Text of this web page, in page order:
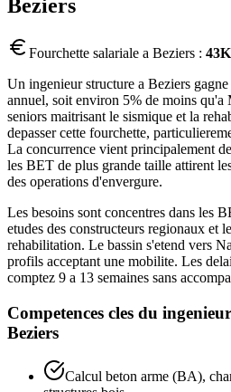
Beziers
Fourchette salariale a Beziers :
Un ingenieur structure a Beziers
annuel, soit environ 5% de moins
seniors maitrisant le sismique et la
depasser cette fourchette,
La concurrence vient principalement
les BET de plus grande taille attirent
des operations d'envergure.
Les besoins sont concentres dans les
etudes des constructeurs regionaux et
rehabilitation. Le bassin s'etend vers
profils acceptant une mobilite. Les
comptez 9 a 13 semaines sans
Competences cles du
Beziers
Calcul beton arme (BA),